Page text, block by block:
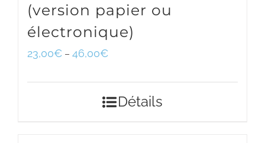
(version papier ou
électronique)
23,00€ – 46,00€
Détails